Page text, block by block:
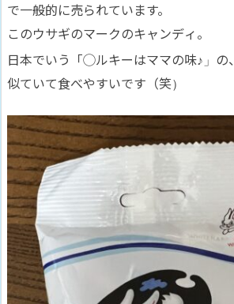
で一般的に売られています。
このウサギのマークのキャンディ。
日本でいう「◯ルキーはママの味♪」の、
似ていて食べやすいです（笑）